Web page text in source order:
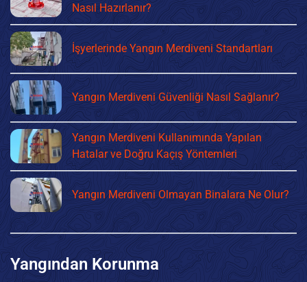
Nasıl Hazırlanır?
İşyerlerinde Yangın Merdiveni Standartları
Yangın Merdiveni Güvenliği Nasıl Sağlanır?
Yangın Merdiveni Kullanımında Yapılan
Hatalar ve Doğru Kaçış Yöntemleri
Yangın Merdiveni Olmayan Binalara Ne Olur?
Yangından Korunma